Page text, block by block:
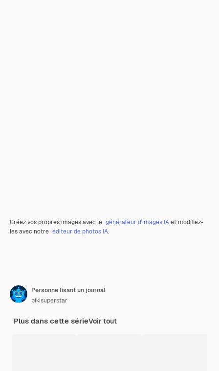
Créez vos propres images avec le générateur d’images IAet modifiez-
les avec notre éditeur de photos IA.
Personne lisant un journal
pikisuperstar
Plus dans cette sérieVoir tout